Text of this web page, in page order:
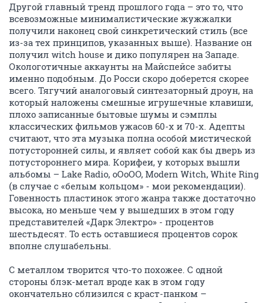
Другой главный тренд прошлого года – это то, что
всевозможные минималистические жужжалки
получили наконец свой синкретический стиль (все
из-за тех принципов, указанных выше). Название он
получил witch house и дико популярен на Западе.
Окологотичные аккаунты на Майспейсе забиты
именно подобным. До Росси скоро доберется скорее
всего. Тягучий аналоговый синтезаторный дроун, на
который наложены смешные игрушечные клавиши,
плохо записанные бытовые шумы и сэмплы
классических фильмов ужасов 60-х и 70-х. Адепты
считают, что эта музыка полна особой мистической
потусторонней силы, и являет собой как бы дверь из
потустороннего мира. Корифеи, у которых вышли
альбомы – Lake Radio, oOoOO, Modern Witch, White Ring
(в случае с «белым кольцом» - мои рекомендации).
Говенность пластинок этого жанра также достаточно
высока, но меньше чем у вышедших в этом году
представителей «Дарк Электро» - процентов
шестьдесят. То есть оставшиеся процентов сорок
вполне слушабельны.
С металлом творится что-то похожее. С одной
стороны блэк-метал вроде как в этом году
окончательно сблизился с краст-панком –